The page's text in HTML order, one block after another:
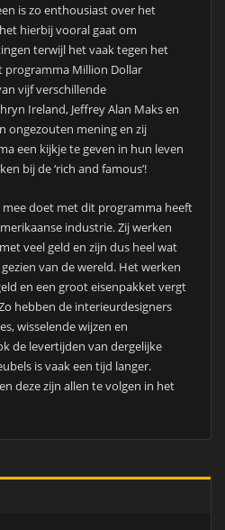
is zo enthousiast over het
hierbij vooral gaat om
terwijl het vaak tegen het
programma Million Dollar
vijf verschillende
Ireland, Jeffrey Alan Maks en
ongezouten mening en zij
een kijkje te geven in hun leven
bij de ‘rich and famous’!
doet met dit programma heeft
industrie. Zij werken
veel geld en zijn dus heel wat
van de wereld. Het werken
en een groot eisenpakket vergt
hebben de interieurdesigners
wisselende wijzen en
de levertijden van dergelijke
is vaak een tijd langer.
deze zijn allen te volgen in het